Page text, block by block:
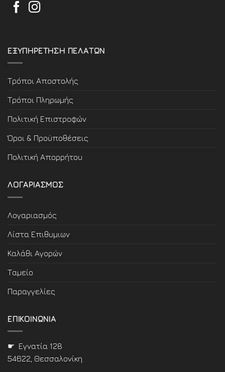
ΕΞΥΠΗΡΕΤΗΣΗ ΠΕΛΑΤΩΝ
Τρόποι Αποστολής
Τρόποι Πληρωμής
Πολιτική Επιστροφών
Όροι & Προϋποθέσεις
Πολιτική Απορρήτου
ΛΟΓΑΡΙΑΣΜΟΣ
Λογαριασμός
Λίστα Επιθυμιων
Καλάθι Αγορών
Ταμείο
Παραγγελίες
ΕΠΙΚΟΙΝΩΝΙΑ
☛ Εγνατία 128
54622, Θεσσαλονίκη